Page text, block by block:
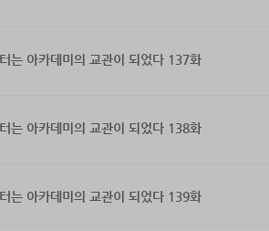
는 아카데미의 교관이 되었다 137화
는 아카데미의 교관이 되었다 138화
는 아카데미의 교관이 되었다 139화